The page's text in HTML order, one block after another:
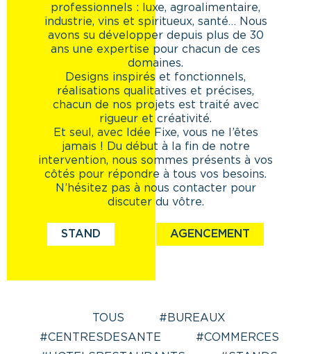
professionnels : luxe, agroalimentaire,
industrie, vins et spiritueux, santé… Nous
avons su développer depuis plus de 30
ans une expertise pour chacun de ces
domaines.
Designs inspirés et fonctionnels,
réalisations qualitatives et précises,
chacun de nos projets est traité avec
rigueur et créativité.
Et seul, avec Idée Fixe, vous ne l’êtes
jamais ! Du début à la fin de notre
intervention, nous sommes présents à vos
côtés pour répondre à tous vos besoins.
N’hésitez pas à nous contacter pour
discuter du vôtre.
STAND AGENCEMENT
TOUS
#BUREAUX
#CENTRESDESANTE
#COMMERCES